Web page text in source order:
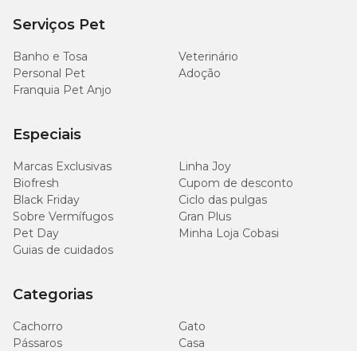
Serviços Pet
Banho e Tosa
Veterinário
Personal Pet
Adoção
Franquia Pet Anjo
Especiais
Marcas Exclusivas
Linha Joy
Biofresh
Cupom de desconto
Black Friday
Ciclo das pulgas
Sobre Vermífugos
Gran Plus
Pet Day
Minha Loja Cobasi
Guias de cuidados
Categorias
Cachorro
Gato
Pássaros
Casa